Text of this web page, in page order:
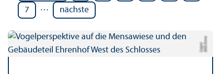
7
… nächste
Bil
d:
An
n
a
L
o
g
u
e